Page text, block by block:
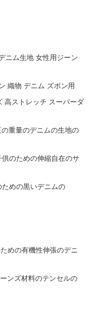
ニム生地 女性用ジーン
織物 デニム ズボン用
高ストレッチ スーパーダ
重量のデニムの生地の
のための伸縮自在のサ
めの黒いデニムの
めの有機性伸張のデニ
ンズ材料のテンセルの